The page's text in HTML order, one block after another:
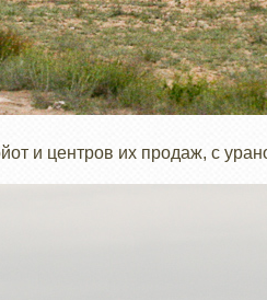
и центров их продаж, с